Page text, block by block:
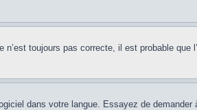
toujours pas correcte, il est probable
dans votre langue. Essayez de